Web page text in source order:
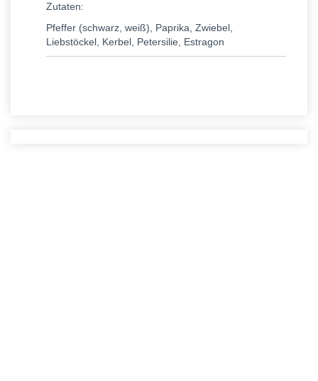
Zutaten:
Pfeffer (schwarz, weiß), Paprika, Zwiebel,
Liebstöckel, Kerbel, Petersilie, Estragon